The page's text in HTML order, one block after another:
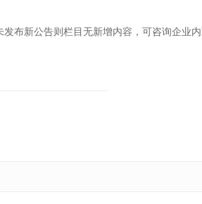
布新公告则栏目无新增内容，可咨询企业